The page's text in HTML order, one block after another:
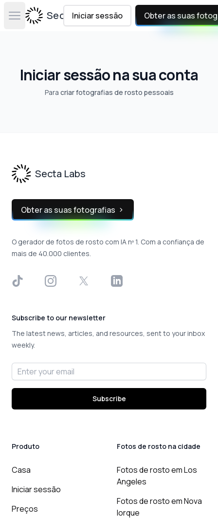
Open main menuSecta Labs
Iniciar sessão Obter as suas
Iniciar sessão na sua conta
Para criar fotografias de rosto pessoais
Secta Labs
Obter as suas fotografias
O gerador de fotos de rosto com IA nº 1. Com a confiança de
mais de 40.000 clientes.
TikTok InstagramX LinkedIn
Subscribe to our newsletter
The latest news, articles, and resources, sent to your inbox
weekly.
Email address
Subscribe
Produto
Casa
Iniciar sessão
Preços
Fotos de rosto na cidade
Fotos de rosto em Los
Angeles
Fotos de rosto em Nova
Iorque